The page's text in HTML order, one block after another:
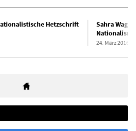
Hetzschrift
Sahra
24. März 2016